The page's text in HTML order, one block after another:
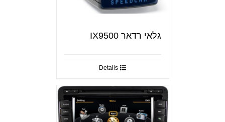
גלאי רדאר IX9500
Details